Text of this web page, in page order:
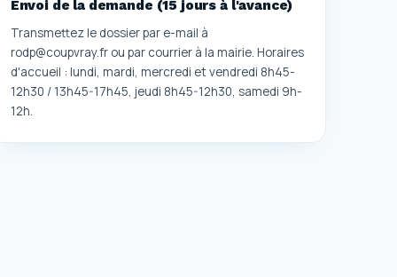
Envoi de la demande (15 jours à l'avance)
Transmettez le dossier par e-mail à
rodp@coupvray.fr ou par courrier à la mairie. Horaires
d'accueil : lundi, mardi, mercredi et vendredi 8h45-
12h30 / 13h45-17h45, jeudi 8h45-12h30, samedi 9h-
12h.